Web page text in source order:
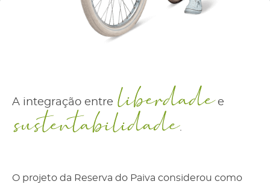
A integração entre e
.
O projeto da Reserva do Paiva considerou como